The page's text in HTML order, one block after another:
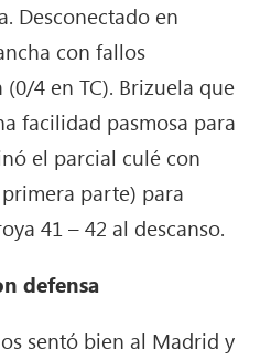
Desconectado en
con fallos
4 en TC). Brizuela que
facilidad pasmosa para
el parcial culé con
parte) para
41 – 42 al descanso.
defensa
sentó bien al Madrid y